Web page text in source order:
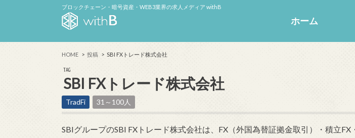
ブロックチェーン・暗号資産・WEB3業界の求人メディア withB
ホーム
HOME 投稿 SBI FXトレード株式会社
TAG
SBI FXトレード株式会社
TradFi 31～100人
SBIグループのSBI FXトレード株式会社は、FX（外国為替証拠金取引）・積立FX